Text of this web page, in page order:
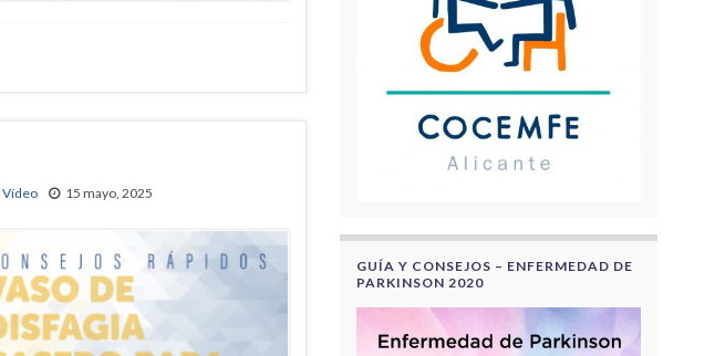
Vídeo 15 mayo, 2025
GUÍA Y CONSEJOS – ENFERMEDAD DE
PARKINSON 2020